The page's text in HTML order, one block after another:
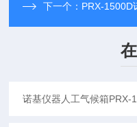
下一个： PRX-1500D